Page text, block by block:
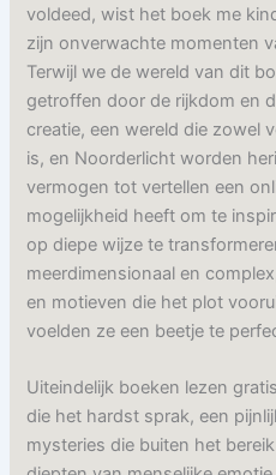
voldeed, wist het boek me
zijn onverwachte momenten
Terwijl we de wereld van dit
getroffen door de rijkdom en
creatie, een wereld die zowel
is, en Noorderlicht worden
vermogen tot vertellen een
mogelijkheid heeft om te
op diepe wijze te
meerdimensionaal en
en motieven die het plot
voelden ze een beetje te
Uiteindelijk boeken lezen
die het hardst sprak, een
mysteries die buiten het